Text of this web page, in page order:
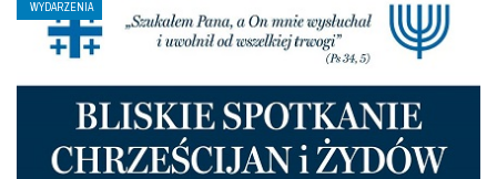
WYDARZENIA